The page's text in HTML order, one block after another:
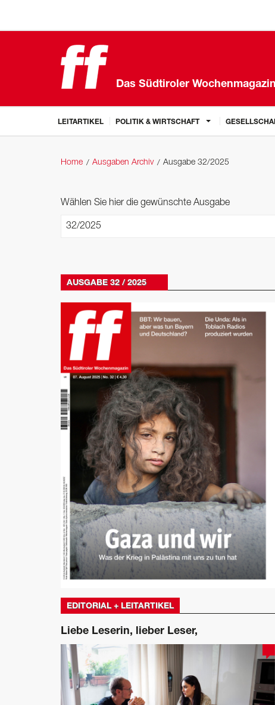
Das Südtiroler Wochenmagazin
LEITARTIKEL POLITIK & WIRTSCHAFT
Home Ausgaben Archiv Ausgabe 32/2025
Wählen Sie hier die gewünschte Ausgabe
AUSGABE 32 / 2025
EDITORIAL + LEITARTIKEL
Liebe Leserin, lieber Leser,